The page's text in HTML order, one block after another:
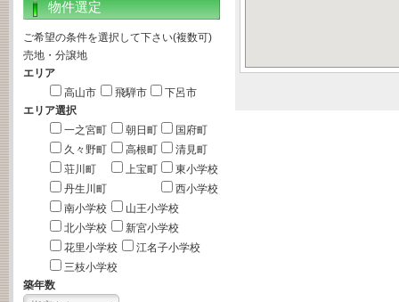
物件選定
ご希望の条件を選択して下さい(複数可)
売地・分譲地
エリア
高山市
飛騨市
下呂市
エリア選択
一之宮町
久々野町
朝日町
高根町
国府町
清見町
荘川町
丹生川町
上宝町
東小学校
西小学校
南小学校
北小学校
山王小学校
新宮小学校
花里小学校
三枝小学校
江名子小学校
築年数